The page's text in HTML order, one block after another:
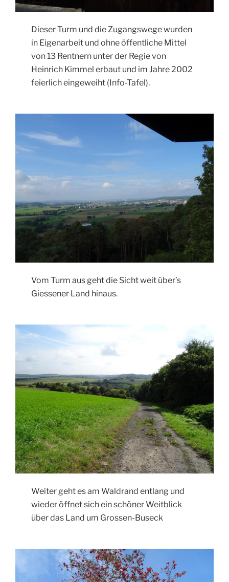
Dieser Turm und die Zugangswege wurden
in Eigenarbeit und ohne öffentliche Mittel
von 13 Rentnern unter der Regie von
Heinrich Kimmel erbaut und im Jahre 2002
feierlich eingeweiht (Info-Tafel).
Vom Turm aus geht die Sicht weit über’s
Giessener Land hinaus.
Weiter geht es am Waldrand entlang und
wieder öffnet sich ein schöner Weitblick
über das Land um Grossen-Buseck